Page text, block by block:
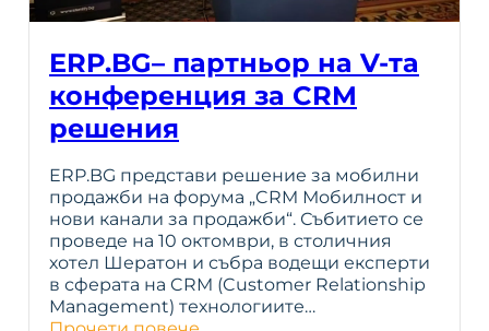
ERP.BG– партньор на V-та
конференция за CRM
решения
ERP.BG представи решение за мобилни
продажби на форума „CRM Мобилност и
нови канали за продажби“. Събитието се
проведе на 10 октомври, в столичния
хотел Шератон и събра водещи експерти
в сферата на CRM (Customer Relationship
Management) технологиите…